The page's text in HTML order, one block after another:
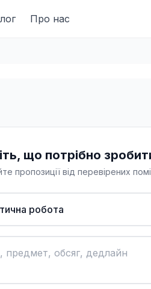
Про нас
що потрібно
пропозиції від перевірених
робота